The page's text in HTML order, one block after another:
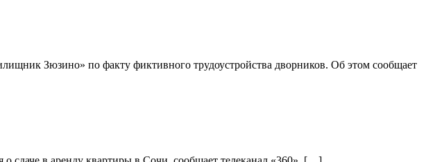
Зюзино» по факту фиктивного трудоустройства дворников. Об этом сообщает